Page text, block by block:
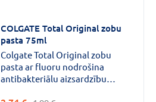
€
COLGATE Total Original zobu
pasta 75ml
Colgate Total Original zobu
pasta ar fluoru nodrošina
antibakteriālu aizsardzību